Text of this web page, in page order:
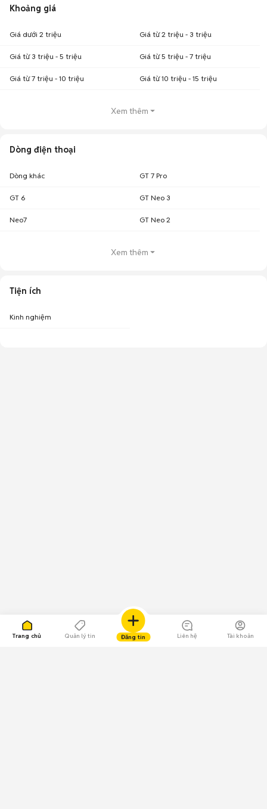
Trang chủ Quản lý tin Đăng tin Liên hệ Tài khoản
Khoảng giá
Giá dưới 2 triệu Giá từ 2 triệu - 3 triệu
Giá từ 3 triệu - 5 triệu Giá từ 5 triệu - 7 triệu
Giá từ 7 triệu - 10 triệu Giá từ 10 triệu - 15 triệu
Xem thêm
Dòng điện thoại
Dòng khác GT 7 Pro
GT 6 GT Neo 3
Neo7 GT Neo 2
Xem thêm
Tiện ích
Kinh nghiệm